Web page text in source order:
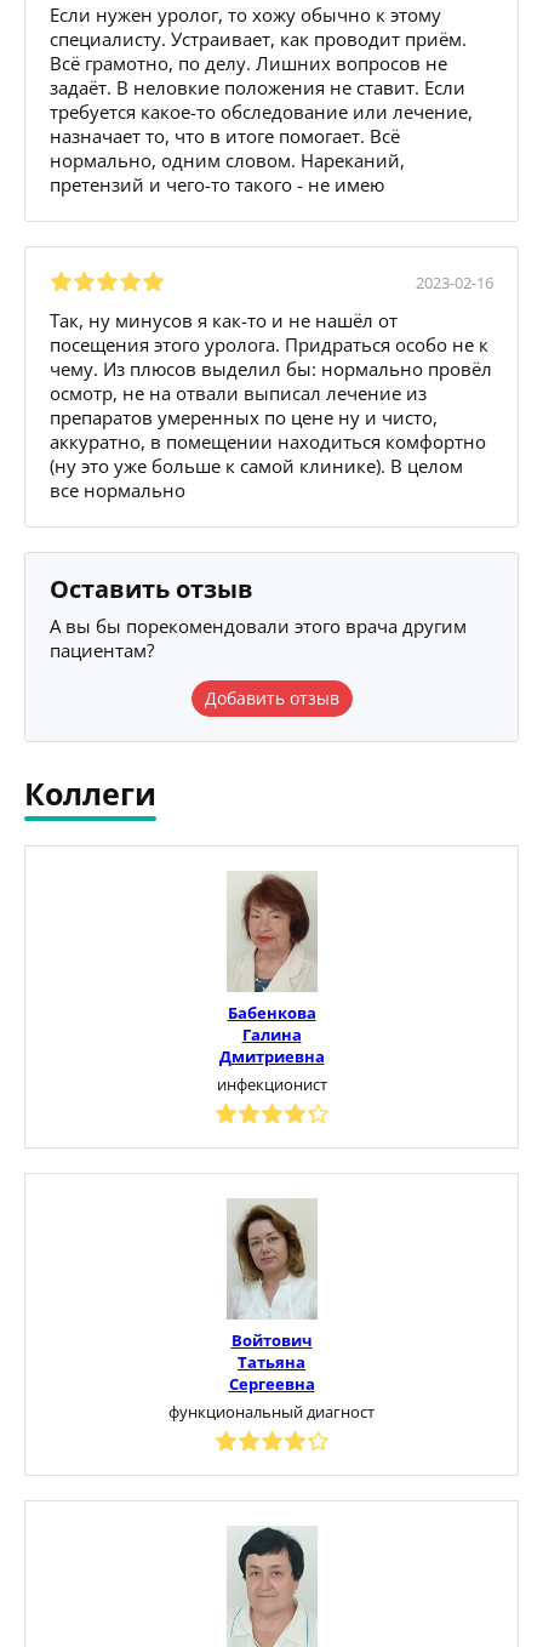
Если нужен уролог, то хожу обычно к этому
специалисту. Устраивает, как проводит приём.
Всё грамотно, по делу. Лишних вопросов не
задаёт. В неловкие положения не ставит. Если
требуется какое-то обследование или лечение,
назначает то, что в итоге помогает. Всё
нормально, одним словом. Нареканий,
претензий и чего-то такого - не имею
2023-02-16
Так, ну минусов я как-то и не нашёл от
посещения этого уролога. Придраться особо не к
чему. Из плюсов выделил бы: нормально провёл
осмотр, не на отвали выписал лечение из
препаратов умеренных по цене ну и чисто,
аккуратно, в помещении находиться комфортно
(ну это уже больше к самой клинике). В целом
все нормально
Оставить отзыв
А вы бы порекомендовали этого врача другим
пациентам?
Добавить отзыв
Коллеги
Бабенкова
Галина
Дмитриевна
инфекционист
Войтович
Татьяна
Сергеевна
функциональный диагност